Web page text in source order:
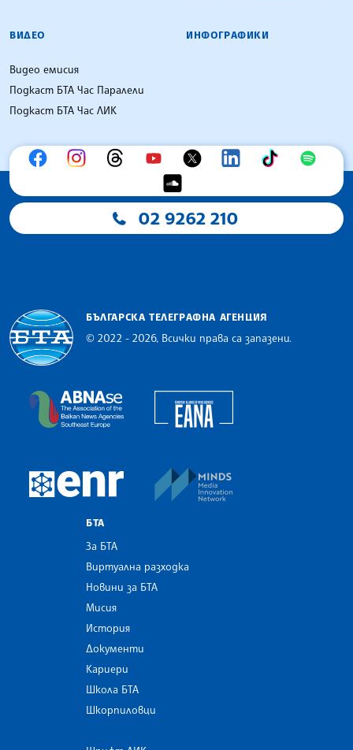
ВИДЕО
Видео емисия
Подкаст БТА Час Паралели
Подкаст БТА Час ЛИК
ИНФОГРАФИКИ
02 9262 210
БЪЛГАРСКА ТЕЛЕГРАФНА АГЕНЦИЯ
© 2022 - 2026, Всички права са запазени.
The Assocoation of the Balkan News Agencies
European Newsroom
БТА
За БТА
Виртуална разходка
Новини за БТА
Мисия
История
Документи
Кариери
Школа БТА
Шкорпиловци